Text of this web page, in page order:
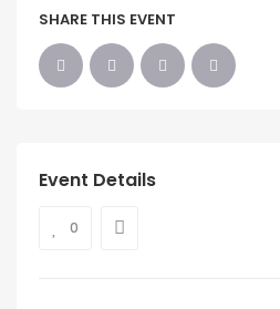
SHARE THIS EVENT
Event Details
0